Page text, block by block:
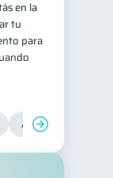
en la
tu
para
Ahorro